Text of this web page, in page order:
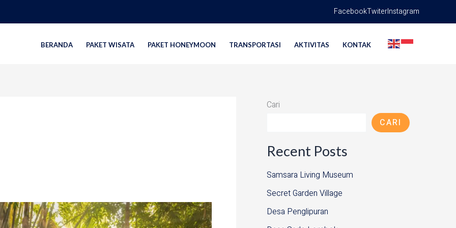
FacebookTwiterInstagram
BERANDA PAKET WISATA PAKET HONEYMOON TRANSPORTASI AKTIVITAS KONTAK
Cari
CARI
Recent Posts
Samsara Living Museum
Secret Garden Village
Desa Penglipuran